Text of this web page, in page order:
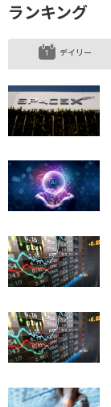
ランキング
デイリー